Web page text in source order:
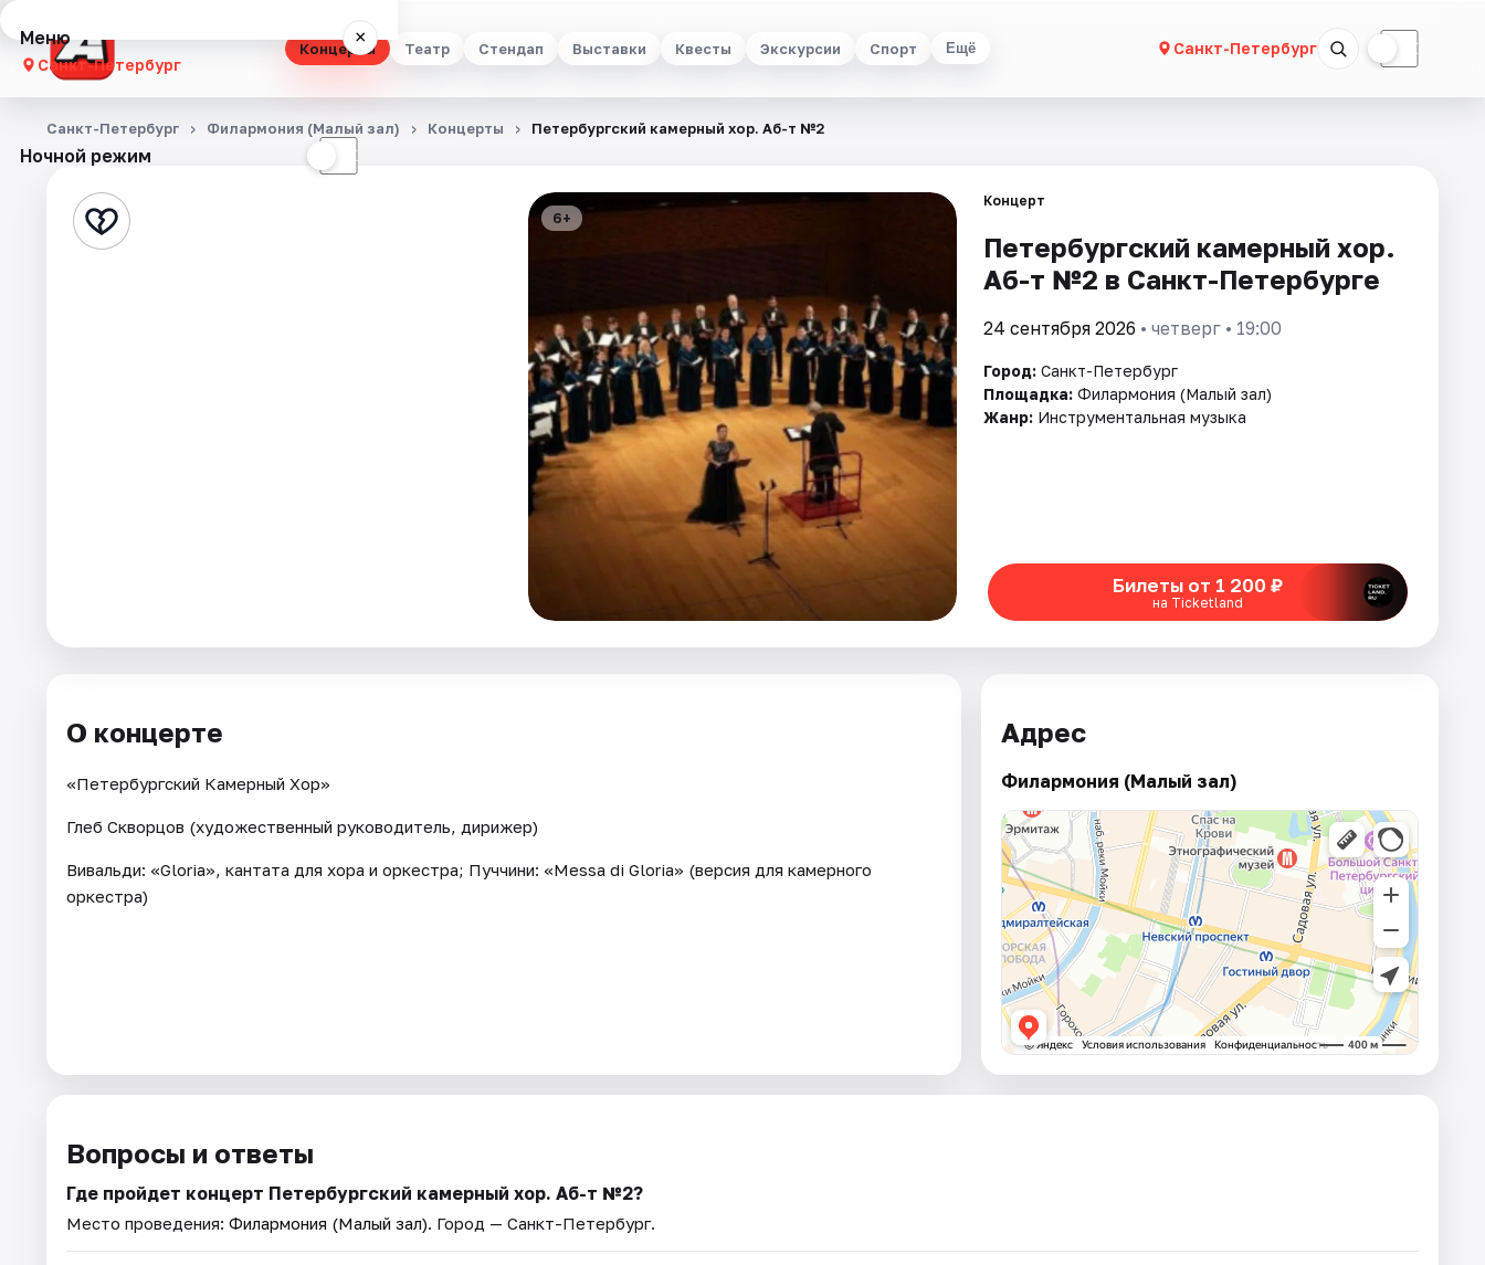
Концерты Театр Стендап Выставки Квесты Экскурсии Спорт Ещё Санкт-Петербург ☾
Меню ×
Санкт-Петербург
Концерты
Стендап
Ночной режим ☾
Санкт-Петербург Филармония (Малый зал) Концерты Петербургский камерный хор. Аб-т №2
6+
Концерт
Петербургский камерный хор.
Аб-т №2 в Санкт-Петербурге
24 сентября 2026 • четверг • 19:00
Город: Санкт-Петербург
Площадка: Филармония (Малый зал)
Жанр: Инструментальная музыка
Билеты от 1 200 ₽
на Ticketland
О концерте
«Петербургский Камерный Хор»
Глеб Скворцов (художественный руководитель, дирижер)
Вивальди: «Gloria», кантата для хора и оркестра; Пуччини: «Messa di Gloria» (версия для камерного
оркестра)
Адрес
Филармония (Малый зал)
Вопросы и ответы
Где пройдет концерт Петербургский камерный хор. Аб-т №2?
Место проведения: Филармония (Малый зал). Город — Санкт-Петербург.